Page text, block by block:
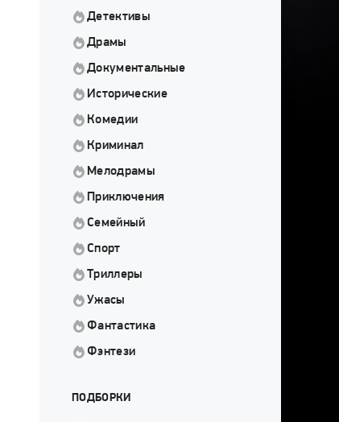
Детективы
Драмы
Документальные
Исторические
Комедии
Криминал
Мелодрамы
Приключения
Семейный
Спорт
Триллеры
Ужасы
Фантастика
Фэнтези
ПОДБОРКИ